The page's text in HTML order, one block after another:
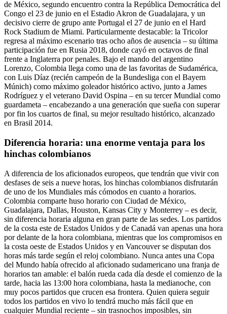
de México, segundo encuentro contra la República Democrática del
Congo el 23 de junio en el Estadio Akron de Guadalajara, y un
decisivo cierre de grupo ante Portugal el 27 de junio en el Hard
Rock Stadium de Miami. Particularmente destacable: la Tricolor
regresa al máximo escenario tras ocho años de ausencia – su última
participación fue en Rusia 2018, donde cayó en octavos de final
frente a Inglaterra por penales. Bajo el mando del argentino
Lorenzo, Colombia llega como una de las favoritas de Sudamérica,
con Luis Díaz (recién campeón de la Bundesliga con el Bayern
Múnich) como máximo goleador histórico activo, junto a James
Rodríguez y el veterano David Ospina – en su tercer Mundial como
guardameta – encabezando a una generación que sueña con superar
por fin los cuartos de final, su mejor resultado histórico, alcanzado
en Brasil 2014.
Diferencia horaria: una enorme ventaja para los
hinchas colombianos
A diferencia de los aficionados europeos, que tendrán que vivir con
desfases de seis a nueve horas, los hinchas colombianos disfrutarán
de uno de los Mundiales más cómodos en cuanto a horarios.
Colombia comparte huso horario con Ciudad de México,
Guadalajara, Dallas, Houston, Kansas City y Monterrey – es decir,
sin diferencia horaria alguna en gran parte de las sedes. Los partidos
de la costa este de Estados Unidos y de Canadá van apenas una hora
por delante de la hora colombiana, mientras que los compromisos en
la costa oeste de Estados Unidos y en Vancouver se disputan dos
horas más tarde según el reloj colombiano. Nunca antes una Copa
del Mundo había ofrecido al aficionado sudamericano una franja de
horarios tan amable: el balón rueda cada día desde el comienzo de la
tarde, hacia las 13:00 hora colombiana, hasta la medianoche, con
muy pocos partidos que crucen esa frontera. Quien quiera seguir
todos los partidos en vivo lo tendrá mucho más fácil que en
cualquier Mundial reciente – sin trasnochos imposibles, sin